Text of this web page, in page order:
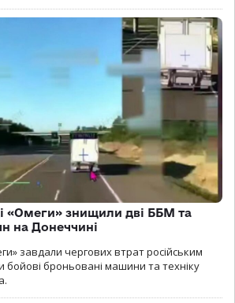
«Омеги» знищили дві ББМ та
на Донеччині
завдали чергових втрат російським
броньовані машини та техніку